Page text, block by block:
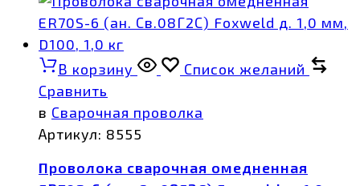
В корзину
Список желаний
Сравнить
в Сварочная проволка
Артикул: 8555
Проволока сварочная омедненная